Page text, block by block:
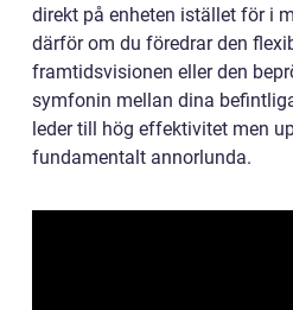
direkt på enheten istället för i
därför om du föredrar den
framtidsvisionen eller den
symfonin mellan dina
leder till hög effektivitet men
fundamentalt annorlunda.